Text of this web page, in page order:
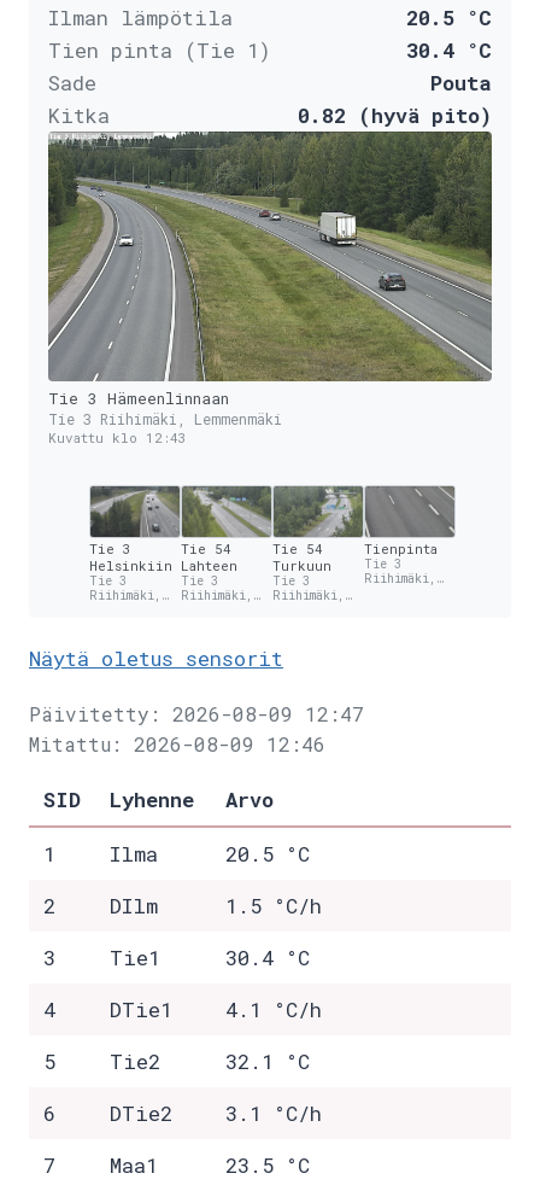
Ilman lämpötila
20.5 °C
Tien pinta (Tie 1)
30.4 °C
Sade
Pouta
Kitka
0.82 (hyvä pito)
Tie 3 Hämeenlinnaan
Tie 3 Riihimäki, Lemmenmäki
Kuvattu klo 12:43
Tie 3
Helsinkiin
Tie 3
Riihimäki,
Tie 54
Lahteen
Tie 3
Riihimäki,
Tie 54
Turkuun
Tie 3
Riihimäki,
Tienpinta
Tie 3
Riihimäki,
Näytä oletus sensorit
Päivitetty: 2026-08-09 12:47
Mitattu: 2026-08-09 12:46
SID Lyhenne
Arvo
1
Ilma
20.5 °C
2
DIlm
1.5 °C/h
3
Tie1
30.4 °C
4
DTie1
4.1 °C/h
5
Tie2
32.1 °C
6
DTie2
3.1 °C/h
7
Maa1
23.5 °C